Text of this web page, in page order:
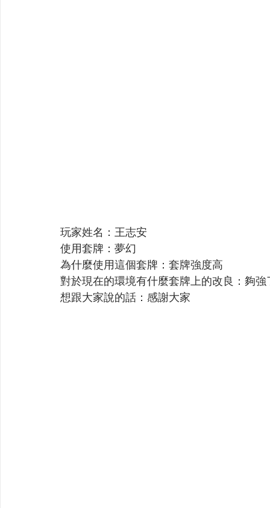
玩家姓名：王志安
使用套牌：夢幻
為什麼使用這個套牌：套牌強度高
對於現在的環境有什麼套牌上的改良：夠強
想跟大家說的話：感謝大家